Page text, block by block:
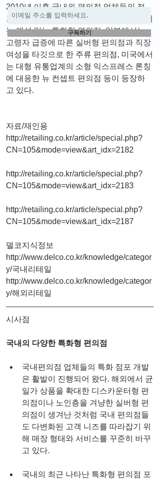
2010년 이후 국내외 편의점 업체들의 점
포 개발은 활발히 진행됐다. 최근 국내에서
는 개성 있는 특화형 편의점, 일본에서는
고령자 급증에 따른 실버형 편의점과 직장
여성을 타깃으로 한 주류 편의점, 미국에서
는 대형 유통업계의 소형 익스프레스 론칭
에 대응한 뉴 컨셉트 편의점 등이 등장하
고 있다.
자료/재인용
http://retailing.co.kr/article/special.php?
CN=105&mode=view&art_idx=2182
http://retailing.co.kr/article/special.php?
CN=105&mode=view&art_idx=2183
http://retailing.co.kr/article/special.php?
CN=105&mode=view&art_idx=2187
델코지식정보
http://www.delco.co.kr/knowledge/categor
y/국내리테일
http://www.delco.co.kr/knowledge/categor
y/해외리테일
시사점
국내의 다양한 특화형 편의점
국내편의점 업체들의 특화 점포 개발
은 활발이 진행되어 왔다. 해외에서 균
일가 상품을 확대한 디스카운터형 편
의점이나 노인층을 겨냥한 실버형 편
의점이 생겨난 것처럼 국내 편의점들
도 다변화된 고객 니즈를 따라잡기 위
해 매장 형태와 서비스를 꾸준히 바꾸
고 있다.
국내의 최근 나타난 특화형 편의점 포
구독하기